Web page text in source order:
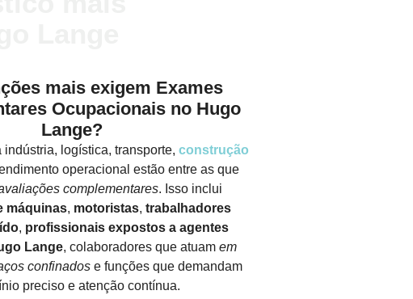
mais exigem Exames
Ocupacionais no Hugo
Lange?
indústria, logística, transporte, construção
operacional estão entre as que
complementares. Isso inclui
máquinas, motoristas, trabalhadores
, profissionais expostos a agentes
Lange, colaboradores que atuam em
confinados e funções que demandam
preciso e atenção contínua.